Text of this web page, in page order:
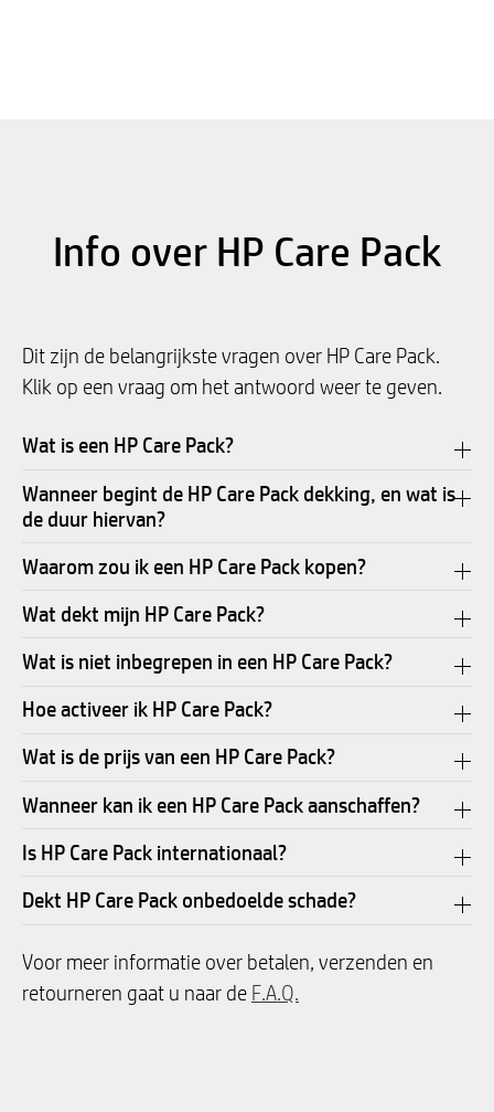
Info over HP Care Pack
Dit zijn de belangrijkste vragen over HP Care Pack.
Klik op een vraag om het antwoord weer te geven.
Wat is een HP Care Pack?
Wanneer begint de HP Care Pack dekking, en wat is
de duur hiervan?
Waarom zou ik een HP Care Pack kopen?
Wat dekt mijn HP Care Pack?
Wat is niet inbegrepen in een HP Care Pack?
Hoe activeer ik HP Care Pack?
Wat is de prijs van een HP Care Pack?
Wanneer kan ik een HP Care Pack aanschaffen?
Is HP Care Pack internationaal?
Dekt HP Care Pack onbedoelde schade?
Voor meer informatie over betalen, verzenden en
retourneren gaat u naar de F.A.Q.